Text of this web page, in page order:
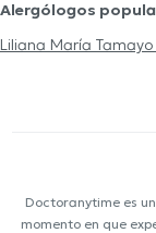
Alergólogos
Liliana María
Doctoranytime es
momento en que